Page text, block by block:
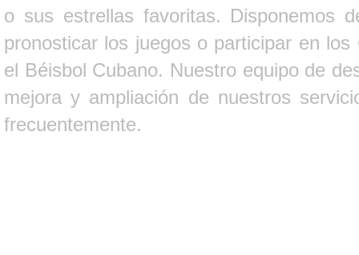
o sus estrellas favoritas. Disponemos
pronosticar los juegos o participar en
el Béisbol Cubano. Nuestro equipo de
mejora y ampliación de nuestros
frecuentemente.